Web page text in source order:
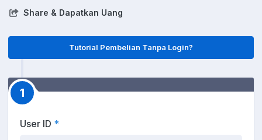
Share & Dapatkan Uang
Tutorial Pembelian Tanpa Login?
1
User ID *